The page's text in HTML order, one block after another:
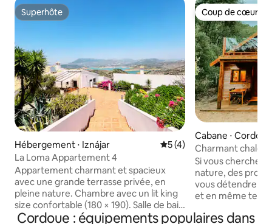
Superhôte
Superhôte
Hébergement ⋅ Iznájar Évaluation moyenne sur
5 (4)
La Loma Appartement 4
Appartement charmant et spacieux
avec une grande terrasse privée, en
pleine nature. Chambre avec un lit king
size confortable (180 × 190). Salle de bain
spacieuse avec baignoire et grande
Coup de cœur
Coup de cœur
Cabane ⋅ Cordoue
Charmant chalet
piscine à Cordoue
Si vous cherchez
nature, des
vous détendre
et en même
endroit ! Idéal
Cordoue : équipements populaires dans